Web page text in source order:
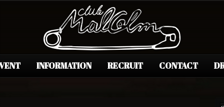
INFORMATION RECRUIT CONTACT